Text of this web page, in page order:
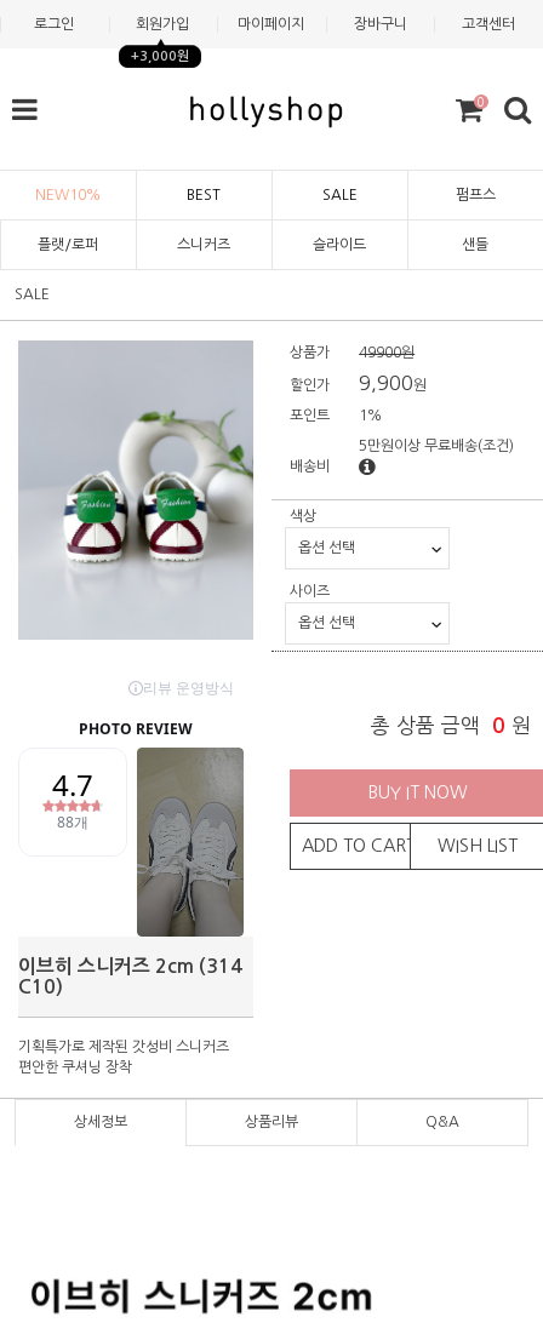
로그인 회원가입
+3,000원
마이페이지 장바구니 고객센터
0
NEW10% BEST SALE 펌프스
플랫/로퍼 스니커즈 슬라이드 샌들
SALE
이브히 스니커즈 2cm (314
C10)
기획특가로 제작된 갓성비 스니커즈
편안한 쿠셔닝 장착
상품가 49900원
할인가 9,900원
포인트 1%
배송비
5만원이상 무료배송(조건)
색상
사이즈
총 상품 금액 0 원
BUY IT NOW
ADD TO CART WISH LIST
상세정보 상품리뷰 Q&A